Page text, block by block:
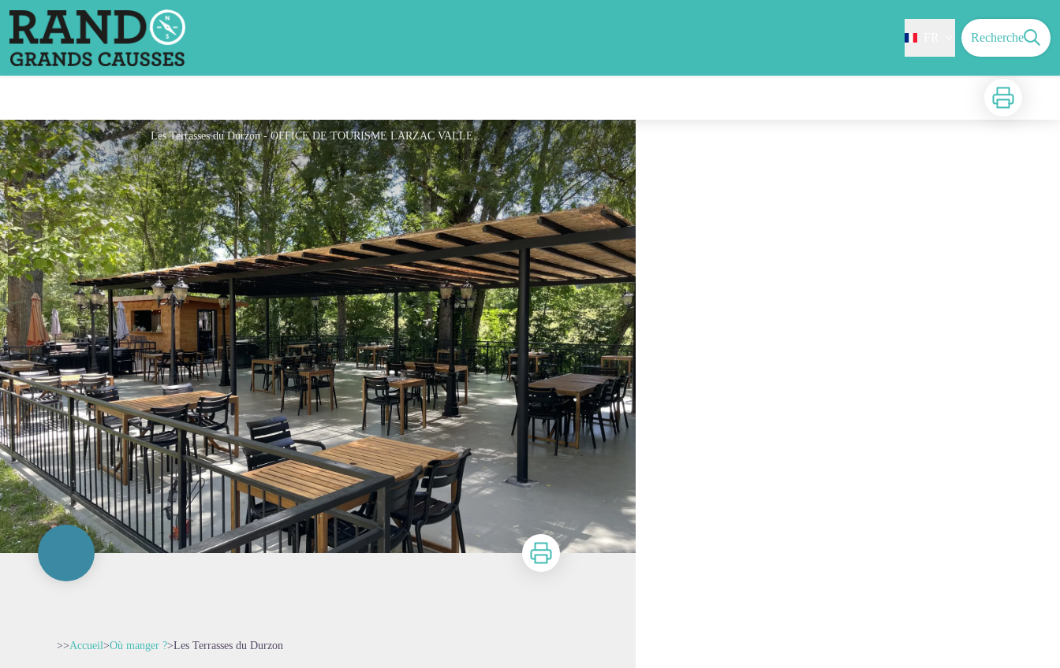
Recherche
Imprimer
Les Terrasses du Durzon - OFFICE DE TOURISME LARZAC VALLEES
Imprimer
>>Accueil>Où manger ?>Les Terrasses du Durzon